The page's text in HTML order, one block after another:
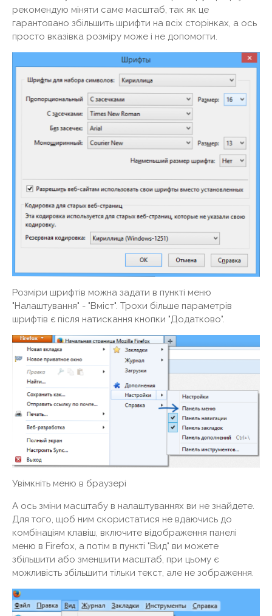
рекомендую міняти саме масштаб, так як це
гарантовано збільшить шрифти на всіх сторінках, а ось
просто вказівка ​​розміру може і не допомогти.
Розміри шрифтів можна задати в пункті меню
"Налаштування" - "Вміст". Трохи більше параметрів
шрифтів є після натискання кнопки "Додатково".
Увімкніть меню в браузері
А ось зміни масштабу в налаштуваннях ви не знайдете.
Для того, щоб ним скористатися не вдаючись до
комбінаціям клавіш, включите відображення панелі
меню в Firefox, а потім в пункті "Вид" ви можете
збільшити або зменшити масштаб, при цьому є
можливість збільшити тільки текст, але не зображення.